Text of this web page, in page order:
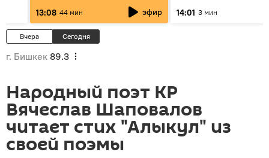
13:08 44 мин эфир
14:01 3 мин
Вчера Сегодня
г. Бишкек 89.3
Народный поэт КР
Вячеслав Шаповалов
читает стих "Алыкул" из
своей поэмы